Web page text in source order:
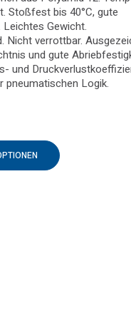
Stoßfest bis 40°C, gute
Gewicht.
Nicht verrottbar.
und gute
und
pneumatischen Logik.